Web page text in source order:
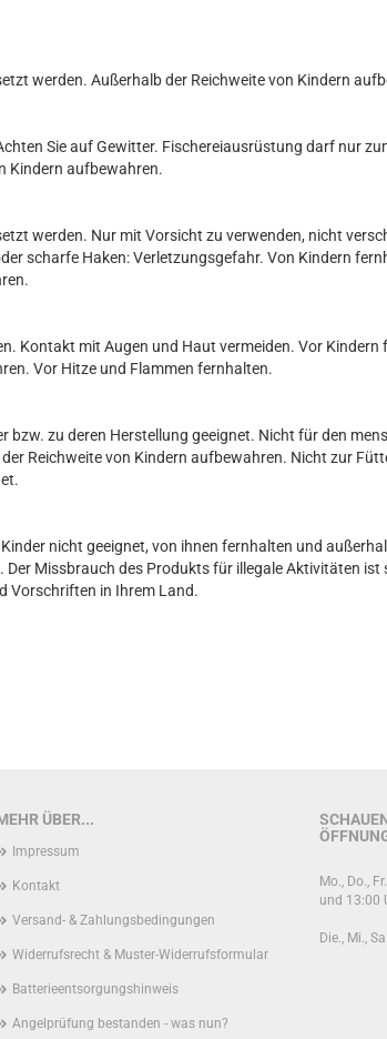
werden. Außerhalb der Reichweite von Kindern
Sie auf Gewitter. Fischereiausrüstung darf nur
Kindern aufbewahren.
werden. Nur mit Vorsicht zu verwenden, nicht
scharfe Haken: Verletzungsgefahr. Von Kindern
Kontakt mit Augen und Haut vermeiden. Vor Kindern
Vor Hitze und Flammen fernhalten.
bzw. zu deren Herstellung geeignet. Nicht für den
Reichweite von Kindern aufbewahren. Nicht zur
nicht geeignet, von ihnen fernhalten und
Missbrauch des Produkts für illegale Aktivitäten ist
Vorschriften in Ihrem Land.
ÜBER...
Impressum
Kontakt
Versand- & Zahlungsbedingungen
Widerrufsrecht & Muster-Widerrufsformular
Batterieentsorgungshinweis
Angelprüfung bestanden - was nun?
Mo., Do.,
und 13:00
Die., Mi.,